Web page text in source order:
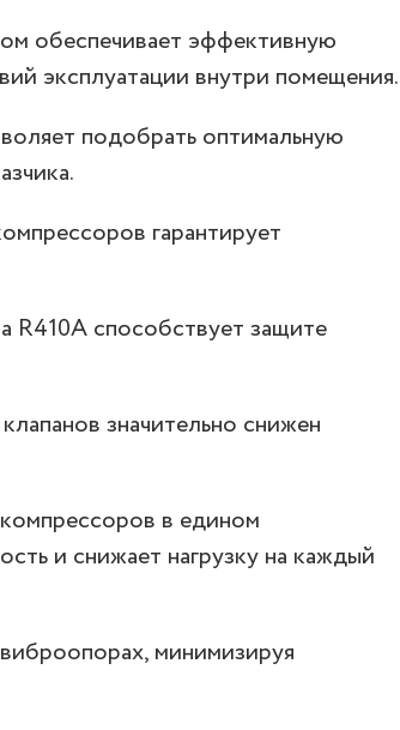
обеспечивает эффективную
эксплуатации внутри помещения.
подобрать оптимальную
гарантирует
R410A способствует защите
значительно снижен
в едином
и снижает нагрузку на каждый
минимизируя